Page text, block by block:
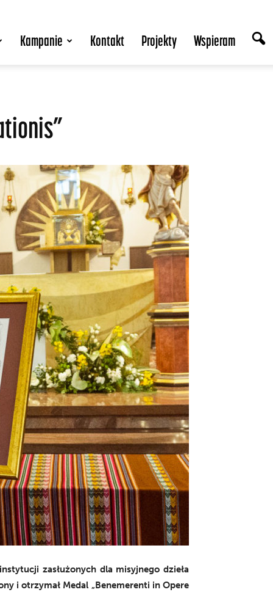
Kampanie Kontakt Projekty Wspieram
zasłużonych dla misyjnego dzieła
i otrzymał Medal „Benemerenti in Opere